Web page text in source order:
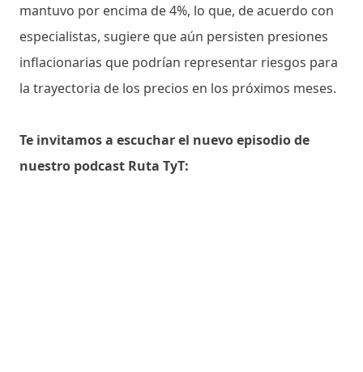
mantuvo por encima de 4%, lo que, de acuerdo con
especialistas, sugiere que aún persisten presiones
inflacionarias que podrían representar riesgos para
la trayectoria de los precios en los próximos meses.
Te invitamos a escuchar el nuevo episodio de
nuestro podcast Ruta TyT: